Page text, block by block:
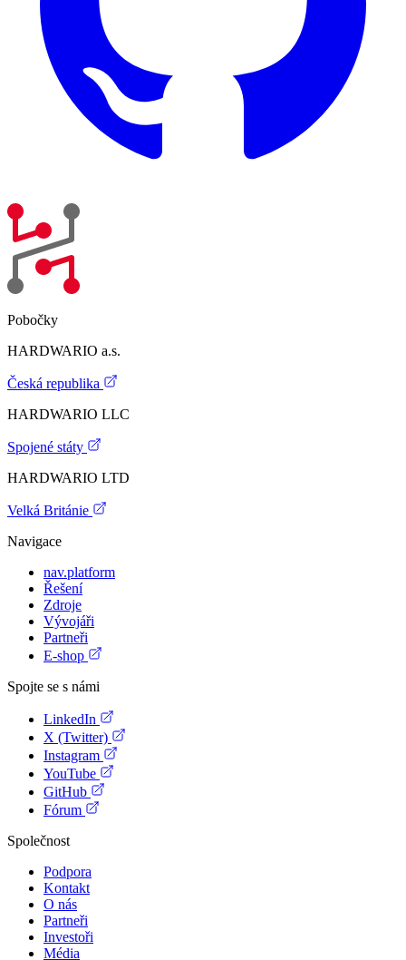
Pobočky
HARDWARIO a.s.
Česká republika
HARDWARIO LLC
Spojené státy
HARDWARIO LTD
Velká Británie
Navigace
nav.platform
Řešení
Zdroje
Vývojáři
Partneři
E-shop
Spojte se s námi
LinkedIn
X (Twitter)
Instagram
YouTube
GitHub
Fórum
Společnost
Podpora
Kontakt
O nás
Partneři
Investoři
Média